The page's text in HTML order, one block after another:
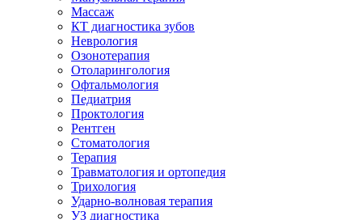
Массаж
КТ диагностика зубов
Неврология
Озонотерапия
Отоларингология
Офтальмология
Педиатрия
Проктология
Рентген
Стоматология
Терапия
Травматология и ортопедия
Трихология
Ударно-волновая терапия
УЗ диагностика